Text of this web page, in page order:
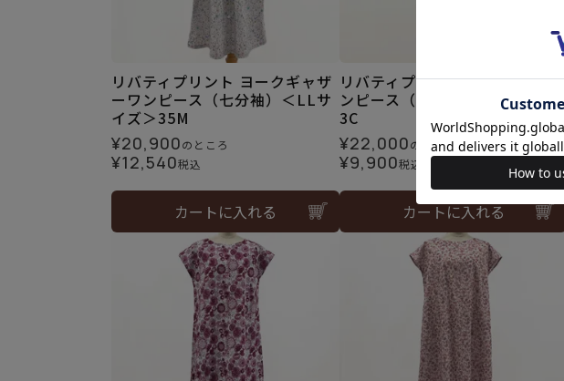
リバティプリント ヨークギャザ
ーワンピース（七分袖）＜LLサ
イズ＞35M
¥20,900のところ
¥12,540税込
カートに入れる
リバティプリント プチカラーワ
ンピース（長袖）＜Mサイズ＞3
3C
¥22,000のところ
¥9,900税込
カートに入れる